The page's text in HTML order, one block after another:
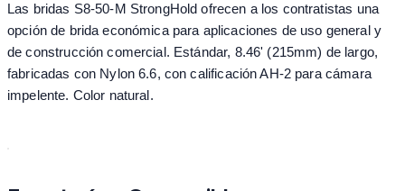
Las bridas S8-50-M StrongHold ofrecen a los contratistas una
opción de brida económica para aplicaciones de uso general y
de construcción comercial. Estándar, 8.46' (215mm) de largo,
fabricadas con Nylon 6.6, con calificación AH-2 para cámara
impelente. Color natural.